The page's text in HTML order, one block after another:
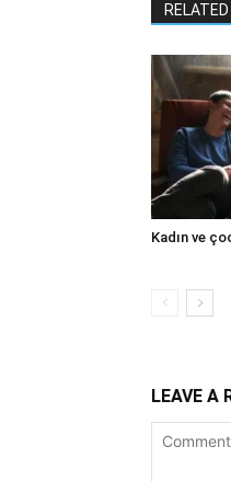
Kadın ve
LEAVE A